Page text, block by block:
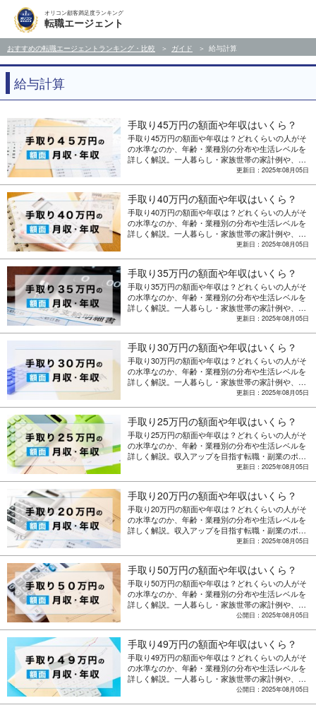
オリコン顧客満足度ランキング
転職エージェント
おすすめの転職エージェントランキング・比較 ガイド 給与計算
給与計算
手取り45万円の額面や年収はいくら？
手取り45万円の額面や年収は？どれくらいの人がそ
の水準なのか、年齢・業種別の分布や生活レベルを
詳しく解説。一人暮らし・家族世帯の家計例や、収
入アップを目指す転職・副業のポイントも紹介。
更新日：2025年08月05日
手取り40万円の額面や年収はいくら？
手取り40万円の額面や年収は？どれくらいの人がそ
の水準なのか、年齢・業種別の分布や生活レベルを
詳しく解説。一人暮らし・家族世帯の家計例や、収
入アップを目指す転職・副業のポイントも紹介。
更新日：2025年08月05日
手取り35万円の額面や年収はいくら？
手取り35万円の額面や年収は？どれくらいの人がそ
の水準なのか、年齢・業種別の分布や生活レベルを
詳しく解説。一人暮らし・家族世帯の家計例や、収
入アップを目指す転職・副業のポイントも紹介。
更新日：2025年08月05日
手取り30万円の額面や年収はいくら？
手取り30万円の額面や年収は？どれくらいの人がそ
の水準なのか、年齢・業種別の分布や生活レベルを
詳しく解説。一人暮らし・家族世帯の家計例や、収
入アップを目指す転職・副業のポイントも紹介。
更新日：2025年08月05日
手取り25万円の額面や年収はいくら？
手取り25万円の額面や年収は？どれくらいの人がそ
の水準なのか、年齢・業種別の分布や生活レベルを
詳しく解説。収入アップを目指す転職・副業のポイ
更新日：2025年08月05日
手取り20万円の額面や年収はいくら？
手取り20万円の額面や年収は？どれくらいの人がそ
の水準なのか、年齢・業種別の分布や生活レベルを
詳しく解説。収入アップを目指す転職・副業のポイ
更新日：2025年08月05日
手取り50万円の額面や年収はいくら？
手取り50万円の額面や年収は？どれくらいの人がそ
の水準なのか、年齢・業種別の分布や生活レベルを
詳しく解説。一人暮らし・家族世帯の家計例や、収
入アップを目指す転職・副業のポイントも紹介。
公開日：2025年08月05日
手取り49万円の額面や年収はいくら？
手取り49万円の額面や年収は？どれくらいの人がそ
の水準なのか、年齢・業種別の分布や生活レベルを
詳しく解説。一人暮らし・家族世帯の家計例や、収
入アップを目指す転職・副業のポイントも紹介。
公開日：2025年08月05日